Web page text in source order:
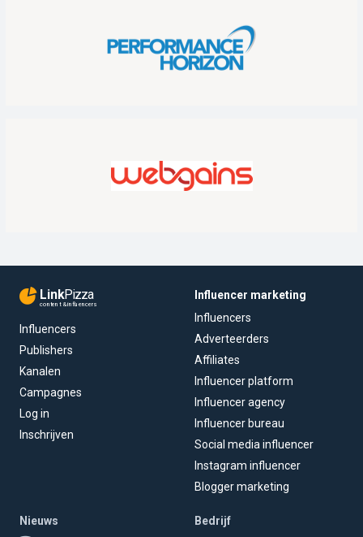
LinkPizza
content & influencers
Influencers
Publishers
Kanalen
Campagnes
Log in
Inschrijven
Influencer marketing
Influencers
Adverteerders
Affiliates
Influencer platform
Influencer agency
Influencer bureau
Social media influencer
Instagram influencer
Blogger marketing
Nieuws
Bedrijf